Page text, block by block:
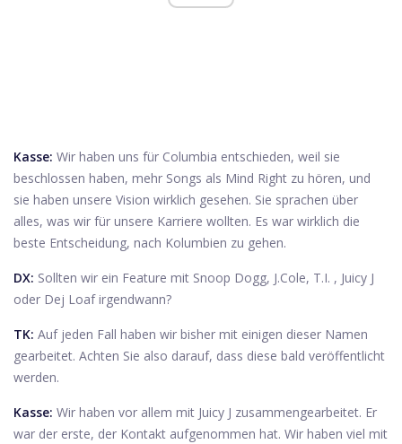
Kasse: Wir haben uns für Columbia entschieden, weil sie
beschlossen haben, mehr Songs als Mind Right zu hören, und
sie haben unsere Vision wirklich gesehen. Sie sprachen über
alles, was wir für unsere Karriere wollten. Es war wirklich die
beste Entscheidung, nach Kolumbien zu gehen.
DX: Sollten wir ein Feature mit Snoop Dogg, J.Cole, T.I. , Juicy J
oder Dej Loaf irgendwann?
TK: Auf jeden Fall haben wir bisher mit einigen dieser Namen
gearbeitet. Achten Sie also darauf, dass diese bald veröffentlicht
werden.
Kasse: Wir haben vor allem mit Juicy J zusammengearbeitet. Er
war der erste, der Kontakt aufgenommen hat. Wir haben viel mit